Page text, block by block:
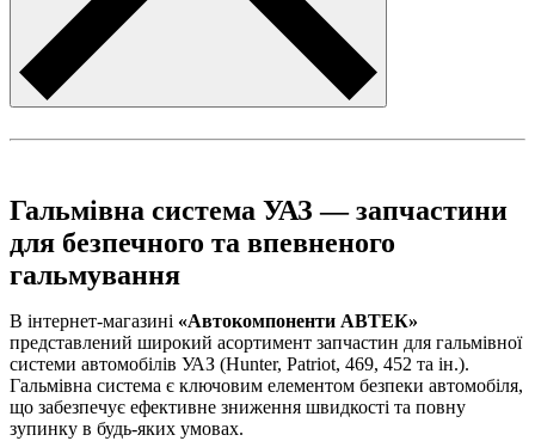
Гальмівна система УАЗ — запчастини
для безпечного та впевненого
гальмування
В інтернет-магазині «Автокомпоненти АВТЕК»
представлений широкий асортимент запчастин для гальмівної
системи автомобілів УАЗ (Hunter, Patriot, 469, 452 та ін.).
Гальмівна система є ключовим елементом безпеки автомобіля,
що забезпечує ефективне зниження швидкості та повну
зупинку в будь-яких умовах.